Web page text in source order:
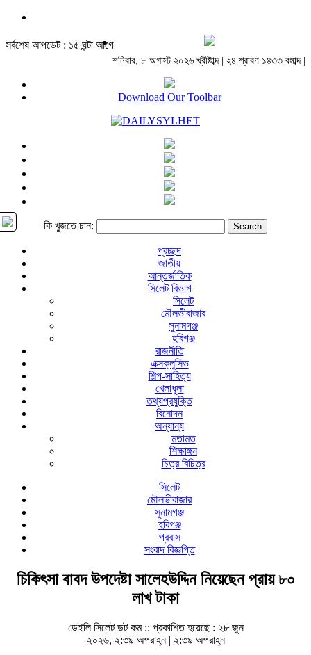
সর্বশেষ আপডেট : ১৫ ঘন্টা আগে
শনিবার, ৮ অগাস্ট ২০২৬ খ্রীষ্টাব্দ | ২৪ শ্রাবণ ১৪৩৩ বঙ্গাব্দ |
Download Our Toolbar
কি খুজতে চান:
প্রচ্ছদ
জাতীয়
আন্তর্জাতিক
সিলেট বিভাগ
সিলেট
মৌলভীবাজার
সুনামগঞ্জ
হবিগঞ্জ
রাজনীতি
এক্সক্লুসিভ
শিল্প-সাহিত্য
খেলাধুলা
তথ্যপ্রযুক্তি
বিনোদন
অন্যান্য
মতামত
শিক্ষাঙ্গন
চিত্র বিচিত্র
সিলেট
মৌলভীবাজার
সুনামগঞ্জ
হবিগঞ্জ
প্রবাস
সংবাদ বিজ্ঞপ্তি
চিকিৎসা বাবদ উপদেষ্টা সালেহউদ্দিন নিয়েছেন প্রায় ৮০
লাখ টাকা
ডেইলি সিলেট ডট কম :: প্রকাশিত হয়েছে : ২৮ জুন
২০২৬, ২:৩৯ অপরাহ্ন | ২:৩৯ অপরাহ্ন